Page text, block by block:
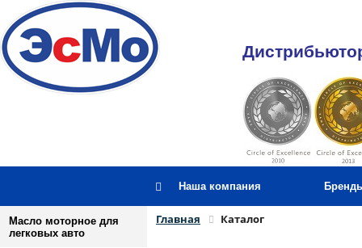
Наша компания
Масло моторное для
легковых авто
Главная Каталог